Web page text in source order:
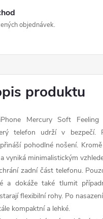
objednávek.
produktu
Mercury Soft Feeling
telefon udrží v bezpečí.
pohodlné nošení.
vyniká minimalistickým
zadní část telefonu.
a dokáže také tlumit
flexibilní rohy. Po
kompaktní a lehké.